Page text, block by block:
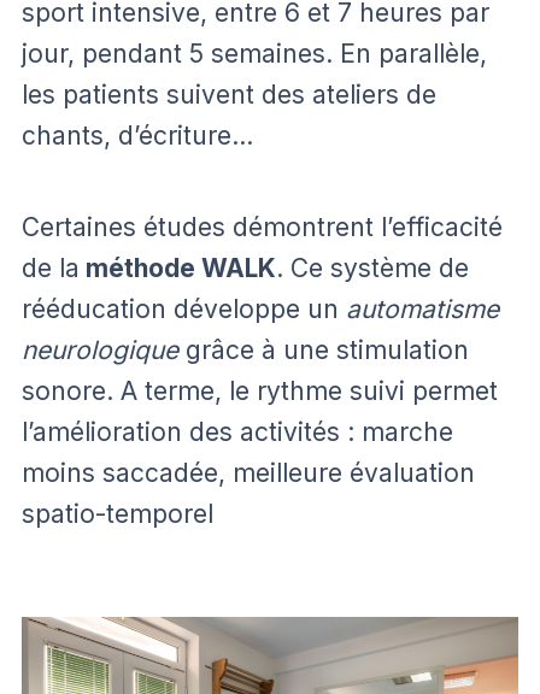
sport intensive, entre 6 et 7 heures par
jour, pendant 5 semaines. En parallèle,
les patients suivent des ateliers de
chants, d’écriture…
Certaines études démontrent l’efficacité
de la méthode WALK. Ce système de
rééducation développe un automatisme
neurologiquegrâce à une stimulation
sonore. A terme, le rythme suivi permet
l’amélioration des activités : marche
moins saccadée, meilleure évaluation
spatio-temporel